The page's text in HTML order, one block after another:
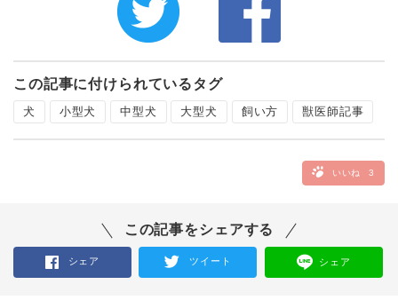
この記事に付けられているタグ
犬 小型犬 中型犬 大型犬 飼い方 獣医師記事
いいね 3
この記事をシェアする
シェア ツイート シェア